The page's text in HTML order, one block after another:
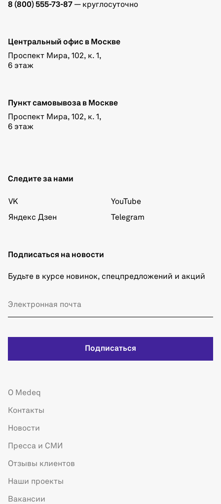
8 (800) 555-73-87 — круглосуточно
Центральный офис в Москве
Проспект Мира, 102, к. 1,
6 этаж
Пункт самовывоза в Москве
Проспект Мира, 102, к. 1,
6 этаж
Следите за нами
VK
Яндекс Дзен
YouTube
Telegram
Подписаться на новости
Будьте в курсе новинок, спецпредложений и акций
Подписаться
О Medeq
Контакты
Новости
Пресса и СМИ
Отзывы клиентов
Наши проекты
Вакансии